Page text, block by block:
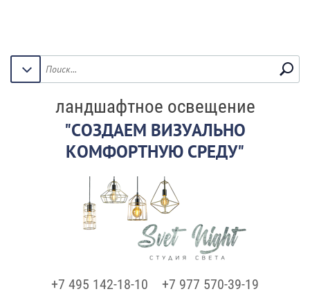
ландшафтное освещение
"СОЗДАЕМ ВИЗУАЛЬНО
КОМФОРТНУЮ СРЕДУ"
+7 495 142-18-10 +7 977 570-39-19